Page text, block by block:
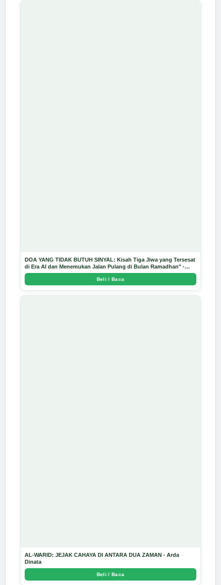
DOA YANG TIDAK BUTUH SINYAL: Kisah Tiga Jiwa yang Tersesat
di Era AI dan Menemukan Jalan Pulang di Bulan Ramadhan" -
Arda Dinata
Beli / Baca
AL-WARID: JEJAK CAHAYA DI ANTARA DUA ZAMAN - Arda
Dinata
Beli / Baca